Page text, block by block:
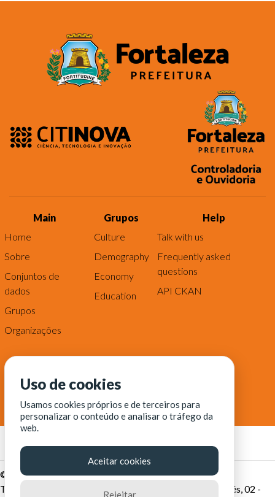
Main
Home
Sobre
Conjuntos de
dados
Grupos
Organizações
Grupos
Culture
Demography
Economy
Education
Help
Talk with us
Frequently asked
questions
API CKAN
© Fortaleza Digital || CITINOVA - Fundação de Ciência,
Tecnologia e Inovação de Fortaleza - Rua dos Tremembés, 02 -
Uso de cookies
Usamos cookies próprios e de terceiros para
personalizar o conteúdo e analisar o tráfego da
web.
Aceitar cookies
Rejeitar